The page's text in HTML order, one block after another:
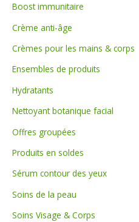
Boost immunitaire
Crème anti-âge
Crèmes pour les mains & corps
Ensembles de produits
Hydratants
Nettoyant botanique facial
Offres groupées
Produits en soldes
Sérum contour des yeux
Soins de la peau
Soins Visage & Corps